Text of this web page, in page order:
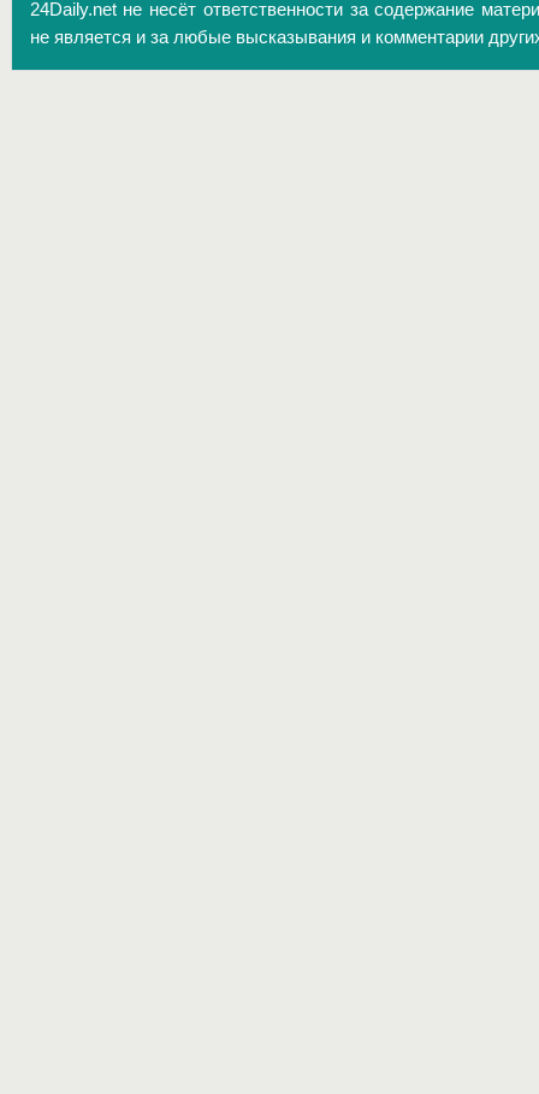
24Daily.net не несёт ответственности за содержание
не является и за любые высказывания и комментарии